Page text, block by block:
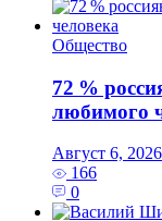
Общество
72 %
любимого
Август 6, 2026
166
0